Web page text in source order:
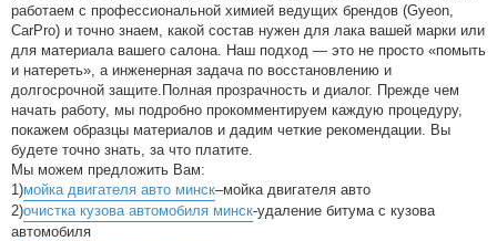
работаем с профессиональной химией ведущих брендов (Gyeon,
CarPro) и точно знаем, какой состав нужен для лака вашей марки или
для материала вашего салона. Наш подход — это не просто «помыть
и натереть», а инженерная задача по восстановлению и
долгосрочной защите.Полная прозрачность и диалог. Прежде чем
начать работу, мы подробно прокомментируем каждую процедуру,
покажем образцы материалов и дадим четкие рекомендации. Вы
будете точно знать, за что платите.
Мы можем предложить Вам:
1)мойка двигателя авто минск–мойка двигателя авто
2)очистка кузова автомобиля минск-удаление битума с кузова
автомобиля